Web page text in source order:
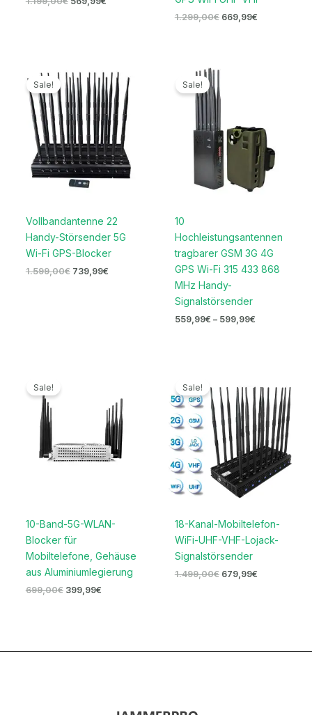
1.299,00€ 669,99€
Sale!
Vollbandantenne 22
Handy-Störsender 5G
Wi-Fi GPS-Blocker
1.599,00€
Preis
war:
1.599,00€
739,99€
Preis
ist:
739,99€.
Sale!
10
Hochleistungsantennen
tragbarer GSM 3G 4G
GPS Wi-Fi 315 433 868
MHz Handy-
Signalstörsender
559,99€ – 599,99€
Sale!
10-Band-5G-WLAN-
Blocker für
Mobiltelefone, Gehäuse
aus Aluminiumlegierung
699,00€ 399,99€
399,99€.
Sale!
18-Kanal-Mobiltelefon-
WiFi-UHF-VHF-Lojack-
Signalstörsender
1.499,00€
war:
1.499,00€
679,99€
ist:
679,99€.